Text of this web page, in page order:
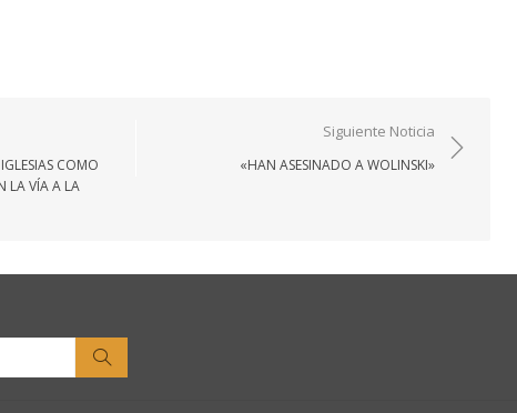
COMO
LA VÍA A LA
Siguiente Noticia
«HAN ASESINADO A WOLINSKI»